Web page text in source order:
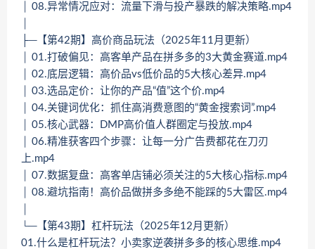
│ 08.异常情况应对：流量下滑与投产暴跌的解决策略.mp4
├─【第42期】高价商品玩法（2025年11月更新）
│ 01.打破偏见：高客单产品在拼多多的3大黄金赛道.mp4
│ 02.底层逻辑：高价品vs低价品的5大核心差异.mp4
│ 03.选品定价：让你的产品“值”这个价.mp4
│ 04.关键词优化：抓住高消费意图的“黄金搜索词”.mp4
│ 05.核心武器：DMP高价值人群圈定与投放.mp4
│ 06.精准获客四个步骤：让每一分广告费都花在刀刃
上.mp4
│ 07.数据复盘：高客单店铺必须关注的5大核心指标.mp4
│ 08.避坑指南！高价品做拼多多绝不能踩的5大雷区.mp4
└─【第43期】杠杆玩法（2025年12月更新）
01.什么是杠杆玩法？小卖家逆袭拼多多的核心思维.mp4